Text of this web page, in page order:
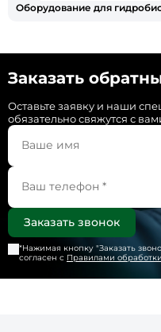
Оборудование для
Заказать
Оставьте заявку и наши
обязательно свяжутся с
*Нажимая кнопку "Заказать
согласен с Правилами